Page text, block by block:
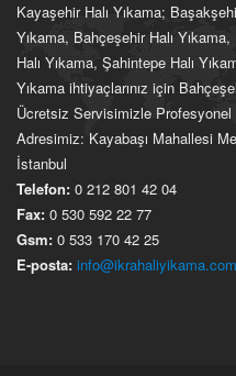
Kayaşehir Halı Yıkama;
Yıkama, Bahçeşehir Halı
Halı Yıkama, Şahintepe Halı
Yıkama ihtiyaçlarınız için
Ücretsiz Servisimizle Profesyonel
Adresimiz: Kayabaşı Mahallesi
İstanbul
Telefon: 0 212 801 42 04
Fax: 0 530 592 22 77
Gsm: 0 533 170 42 25
E-posta: info@ikrahaliyikama.com